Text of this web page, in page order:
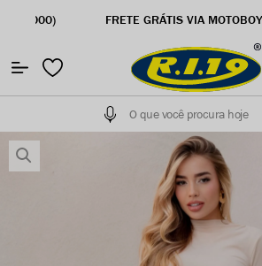
5% OFF NA PRIMEIRA COMPRA